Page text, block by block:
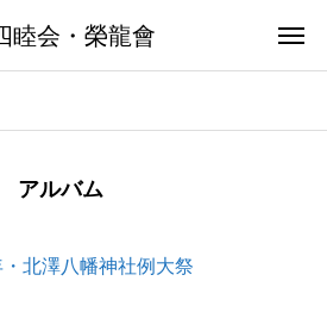
睦会・榮龍會
アルバム
北澤八幡神社例大祭